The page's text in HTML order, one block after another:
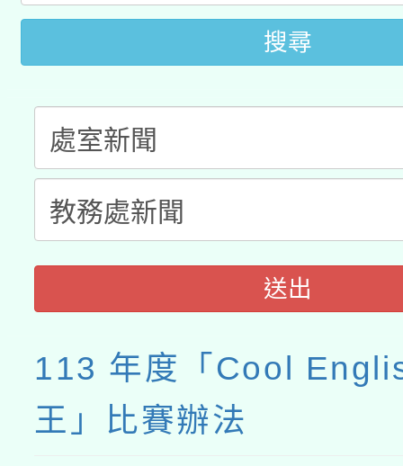
接種對象擴大為「滿6
接種之民眾」措施，延
月28日止
搜尋
送出
113 年度「Cool
王」比賽辦法